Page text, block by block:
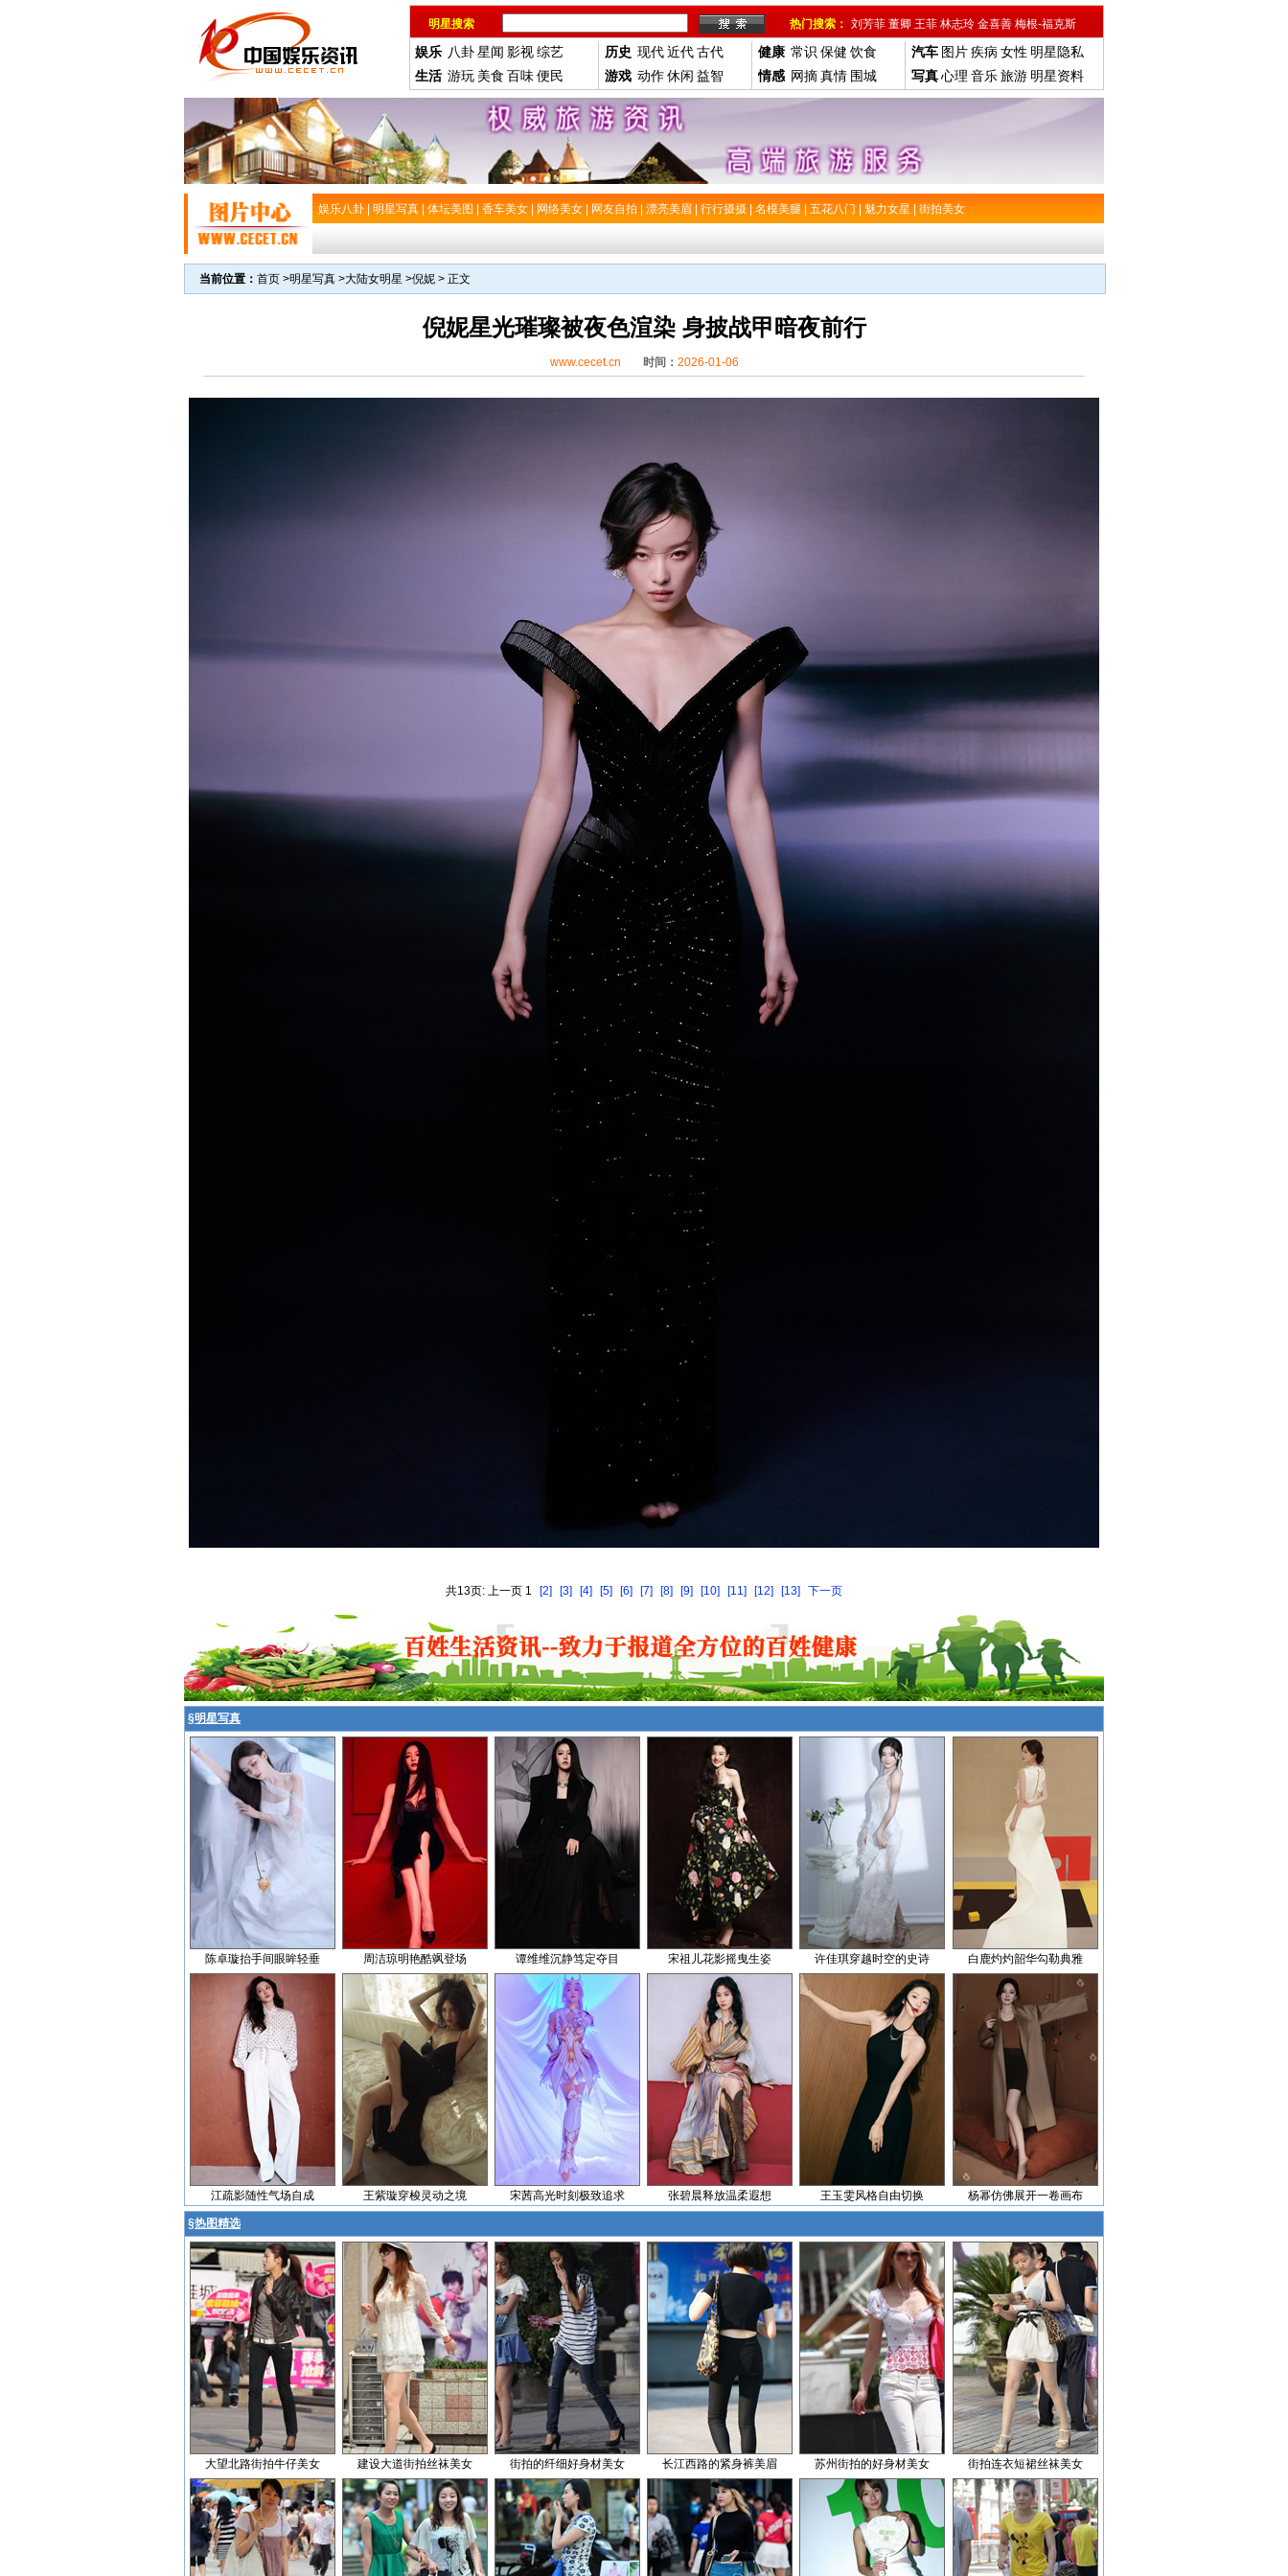
明星搜索 热门搜索： 刘芳菲 董卿 王菲 林志玲 金喜善 梅根-福克斯
娱乐 八卦星闻 影视综艺
生活 游玩 美食 百味便民
历史 现代近代古代
游戏 动作休闲 益智
健康 常识 保健 饮食
情感 网摘真情 围城
汽车 图片疾病 女性 明星隐私
写真心理 音乐旅游 明星资料
娱乐八卦 明星写真 体坛美图 香车美女 网络美女 网友自拍 漂亮美眉 行行摄摄 名模美腿 五花八门 魅力女星 街拍美女
当前位置： 首页 >明星写真 >大陆女明星 >倪妮 > 正文
倪妮星光璀璨被夜色渲染 身披战甲暗夜前行
www.cecet.cn 时间： 2026-01-06
共13页: 上一页 1 [2] [3] [4] [5] [6] [7] [8] [9] [10] [11] [12] [13] 下一页
§明星写真
陈卓璇抬手间眼眸轻垂 周洁琼明艳酷飒登场 谭维维沉静笃定夺目 宋祖儿花影摇曳生姿 许佳琪穿越时空的史诗 白鹿灼灼韶华勾勒典雅
江疏影随性气场自成 王紫璇穿梭灵动之境 宋茜高光时刻极致追求 张碧晨释放温柔遐想 王玉雯风格自由切换 杨幂仿佛展开一卷画布
§热图精选
大望北路街拍牛仔美女 建设大道街拍丝袜美女 街拍的纤细好身材美女 长江西路的紧身裤美眉 苏州街拍的好身材美女 街拍连衣短裙丝袜美女